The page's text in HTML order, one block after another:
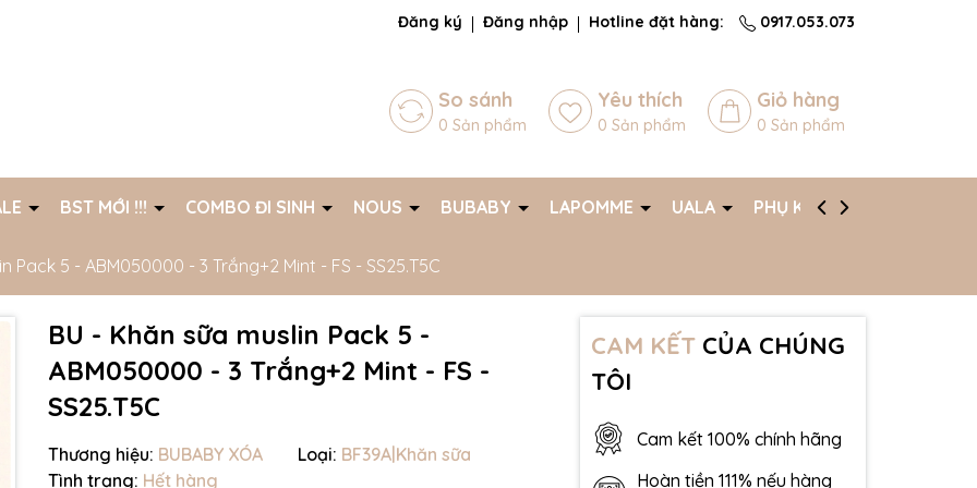
chờ đợi bạn Đăng ký Đăng nhập Hotline đặt hàng: 0917.053.073
So sánh
0 Sản phẩm
Yêu thích
0 Sản phẩm
Giỏ hàng
0 Sản phẩm
BST MỚI !!! COMBO ĐI SINH NOUS BUBABY LAPOMME UALA PHỤ KIỆN
Pack 5 - ABM050000 - 3 Trắng+2 Mint - FS - SS25.T5C
BU - Khăn sữa muslin Pack 5 -
ABM050000 - 3 Trắng+2 Mint - FS -
SS25.T5C
Thương hiệu: BUBABY XÓA Loại: BF39A|Khăn sữa
Tình trạng: Hết hàng
CAM KẾTCỦA CHÚNG
TÔI
Cam kết 100% chính hãng
Hoàn tiền 111% nếu hàng
Mã giảm giá: